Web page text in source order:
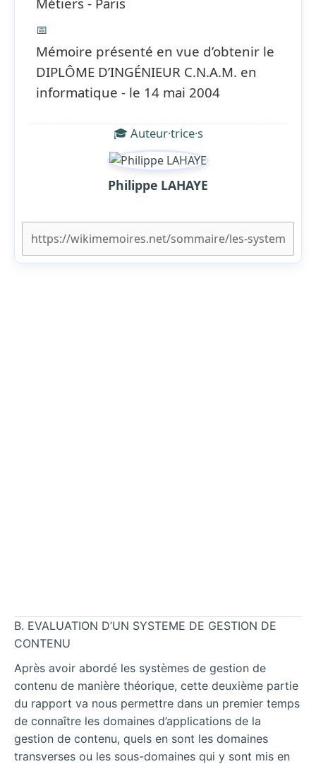
📅
Mémoire présenté en vue d’obtenir le
DIPLÔME D’INGÉNIEUR C.N.A.M. en
informatique - le 14 mai 2004
🎓 Auteur·trice·s
Philippe LAHAYE
B. EVALUATION D’UN SYSTEME DE GESTION DE
CONTENU
Après avoir abordé les systèmes de gestion de
contenu de manière théorique, cette deuxième partie
du rapport va nous permettre dans un premier temps
de connaître les domaines d’applications de la
gestion de contenu, quels en sont les domaines
transverses ou les sous-domaines qui y sont mis en